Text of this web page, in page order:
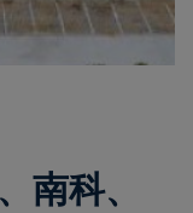
南科、